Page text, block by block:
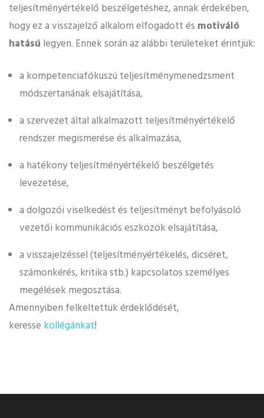
teljesítményértékelő beszélgetéshez, annak érdekében,
hogy ez a visszajelző alkalom elfogadott és motiváló
hatású legyen. Ennek során az alábbi területeket érintjük:
a kompetenciafókuszú teljesítménymenedzsment
módszertanának elsajátítása,
a szervezet által alkalmazott teljesítményértékelő
rendszer megismerése és alkalmazása,
a hatékony teljesítményértékelő beszélgetés
levezetése,
a dolgozói viselkedést és teljesítményt befolyásoló
vezetői kommunikációs eszközök elsajátítása,
a visszajelzéssel (teljesítményértékelés, dicséret,
számonkérés, kritika stb.) kapcsolatos személyes
megélések megosztása.
Amennyiben felkeltettük érdeklődését,
keresse kollégánkat!